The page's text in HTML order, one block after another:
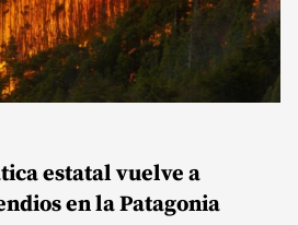
estatal vuelve a
en la Patagonia